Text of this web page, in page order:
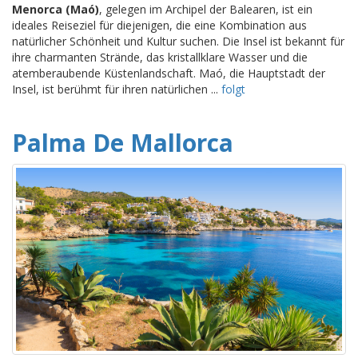
Menorca (Maó), gelegen im Archipel der Balearen, ist ein
ideales Reiseziel für diejenigen, die eine Kombination aus
natürlicher Schönheit und Kultur suchen. Die Insel ist bekannt für
ihre charmanten Strände, das kristallklare Wasser und die
atemberaubende Küstenlandschaft. Maó, die Hauptstadt der
Insel, ist berühmt für ihren natürlichen ... folgt
Palma De Mallorca